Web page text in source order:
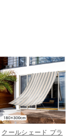
クールシェード プラ